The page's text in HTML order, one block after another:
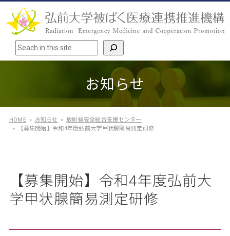
検索
お知らせ
HOME お知らせ
放射線安全総合支援センター
【募集開始】令和4年度弘前大学甲状腺簡易測定研修
【募集開始】令和4年度弘前大
学甲状腺簡易測定研修